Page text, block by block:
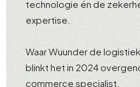
technologie én de
expertise.
Waar Wuunder de
blinkt het in 2024
commerce specialist.